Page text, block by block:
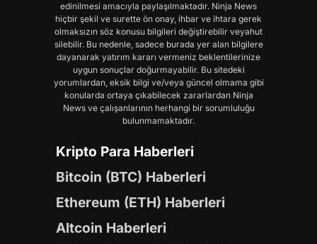
edinilmesi amacıyla paylaşılmaktadır. Ninja News
hiçbir şekil ve surette ön onay, ihbar ve ihtara gerek
olmaksızın söz konusu bilgileri değiştirebilir veyahut
silebilir. Bu nedenle, sadece burada yer alan bilgilere
dayanarak yatırım kararı vermeniz beklentilerinize
uygun sonuçlar doğurmayabilir. Bu sitedeki
yorumlardan, eksik bilgi ve/veya güncel olmama gibi
konularda ortaya çıkabilecek zararlardan Ninja
News ve çalışanlarının herhangi bir sorumluluğu
bulunmamaktadır.
Kripto Para Haberleri
Bitcoin (BTC) Haberleri
Ethereum (ETH) Haberleri
Altcoin Haberleri